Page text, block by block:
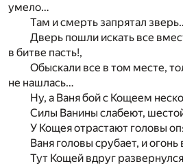
умело…
Там и смерть запрятал
Дверь пошли искать все
в битве пасть!,
Обыскали все в том месте,
не нашлась…
Ну, а Ваня бой с Кощеем
Силы Ванины слабеют,
У Кощея отрастают головы
Ваня головы срубает, и огонь
Тут Кощей вдруг